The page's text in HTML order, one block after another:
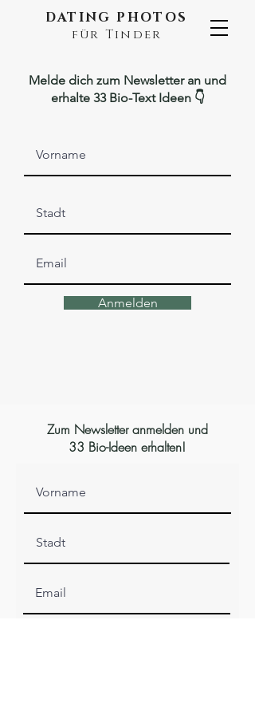
DATING PHOTOS
für Tinder
Melde dich zum Newsletter an und
erhalte 33 Bio-Text Ideen 👇
Anmelden
Zum Newsletter anmelden und
33 Bio-Ideen erhalten!